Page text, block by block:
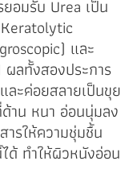
อมรับ Urea เป็น
และ
ลทั้งสองประการ
ะค่อยสลายเป็นขุย
าน หนา อ่อนนุ่มลง
รให้ความชุ่มชื้น
ด้ ทำให้ผิวหนังอ่อน